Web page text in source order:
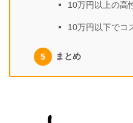
10万円以上の高
10万円以下でコ
まとめ